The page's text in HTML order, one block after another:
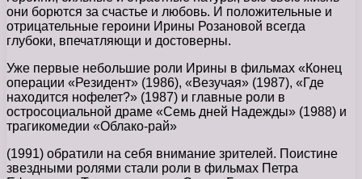
они борются за счастье и любовь. И положительные и
отрицательные героини Ирины Розановой всегда
глубоки, впечатляющи и достоверны.
Уже первые небольшие роли Ирины в фильмах «Конец
операции «Резидент» (1986), «Везучая» (1987), «Где
находится нофелет?» (1987) и главные роли в
остросоциальной драме «Семь дней Надежды» (1988) и
трагикомедии «Облако-рай»
(1991) обратили на себя внимание зрителей. Поистине
звездными ролями стали роли в фильмах Петра